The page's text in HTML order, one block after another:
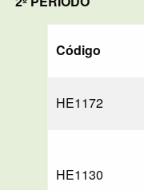
Código
HE1172
HE1130